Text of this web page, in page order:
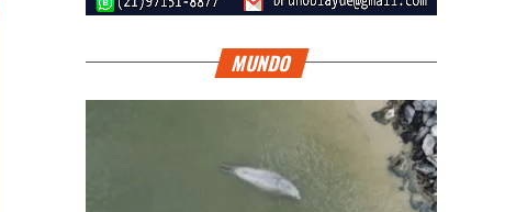
MUNDO